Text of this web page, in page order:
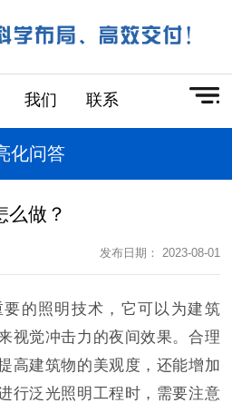
我们 联系
化问答
么做？
发布日期： 2023-08-01
的照明技术，它可以为建筑
视觉冲击力的夜间效果。合理
高建筑物的美观度，还能增加
行泛光照明工程时，需要注意